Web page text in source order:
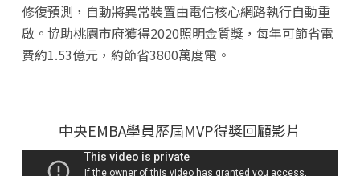
修復預測，自動將異常裝置由電信核心網路執行自動重
啟。協助桃園市府獲得2020照明金質獎，每年可節省電
費約1.53億元，約節省3800萬度電。
中央EMBA學員歷屆MVP得獎回顧影片